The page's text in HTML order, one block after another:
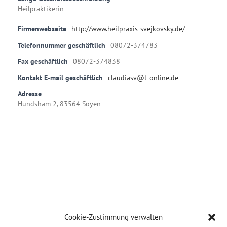
Cookie-Zustimmung verwalten
Heilpraktikerin
Firmenwebseite
http://www.heilpraxis-svejkovsky.de/
Telefonnummer geschäftlich
08072-374783
Fax geschäftlich
08072-374838
Kontakt E-mail geschäftlich
claudiasv@t-online.de
Adresse
Hundsham 2, 83564 Soyen